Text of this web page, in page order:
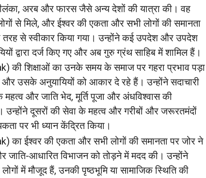
अरब और फारस जैसे अन्य देशों की यात्रा की। वह
से मिले, और ईश्वर की एकता और सभी लोगों की समानता
से स्वीकार किया गया। उन्होंने कई उपदेश और उपदेश
द्वारा दर्ज किए गए और अब गुरु ग्रंथ साहिब में शामिल हैं।
की शिक्षाओं का उनके समय के समाज पर गहरा प्रभाव पड़ा
उसके अनुयायियों को आकार दे रहे हैं। उन्होंने सदाचारी
और जाति भेद, मूर्ति पूजा और अंधविश्वास की
उन्होंने दूसरों की सेवा के महत्व और गरीबों और जरूरतमंदों
पर भी ध्यान केंद्रित किया।
का ईश्वर की एकता और सभी लोगों की समानता पर जोर ने
आधारित विभाजन को तोड़ने में मदद की। उन्होंने
में मौजूद हैं, उनकी पृष्ठभूमि या सामाजिक स्थिति की